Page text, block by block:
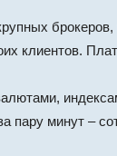
клиентов.
пару минут –